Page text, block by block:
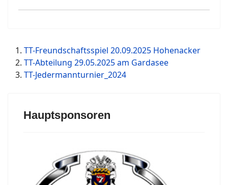
TT-Freundschaftsspiel 20.09.2025 Hohenacker
TT-Abteilung 29.05.2025 am Gardasee
TT-Jedermannturnier_2024
Hauptsponsoren